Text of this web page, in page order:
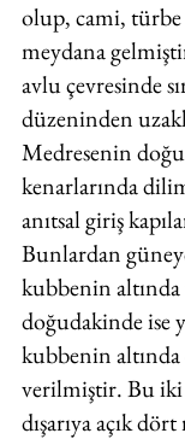
olup, cami, türbe
meydana
avlu çevresinde
düzeninden
Medresenin doğu
kenarlarında
anıtsal giriş
Bunlardan
kubbenin
doğudakinde ise
kubbenin
verilmiştir. Bu iki
dışarıya açık